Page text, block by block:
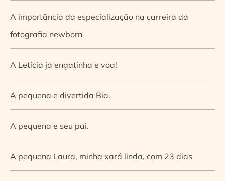
A importância da especialização na carreira da
fotografia newborn
A Letícia já engatinha e voa!
A pequena e divertida Bia.
A pequena e seu pai.
A pequena Laura, minha xará linda, com 23 dias